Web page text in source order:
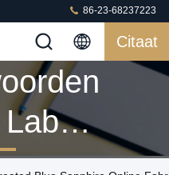
86-23-68237223
Citaat